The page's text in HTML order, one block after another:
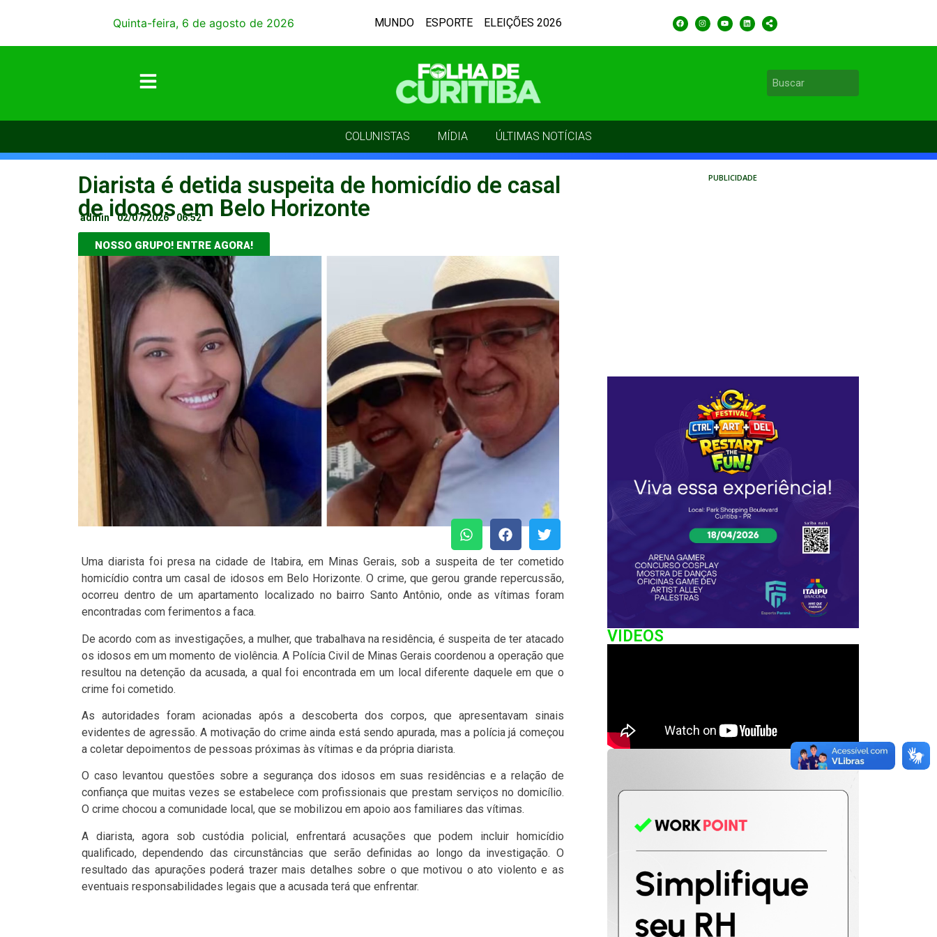
Quinta-feira, 6 de agosto de 2026 MUNDO ESPORTE ELEIÇÕES 2026
COLUNISTAS MÍDIA ÚLTIMAS NOTÍCIAS
Diarista é detida suspeita de homicídio de casal
de idosos em Belo Horizonte
admin 02/07/2026 06:52
NOSSO GRUPO! ENTRE AGORA!
Uma diarista foi presa na cidade de Itabira, em Minas Gerais, sob a suspeita de ter cometido
homicídio contra um casal de idosos em Belo Horizonte. O crime, que gerou grande repercussão,
ocorreu dentro de um apartamento localizado no bairro Santo Antônio, onde as vítimas foram
encontradas com ferimentos a faca.
De acordo com as investigações, a mulher, que trabalhava na residência, é suspeita de ter atacado
os idosos em um momento de violência. A Polícia Civil de Minas Gerais coordenou a operação que
resultou na detenção da acusada, a qual foi encontrada em um local diferente daquele em que o
crime foi cometido.
As autoridades foram acionadas após a descoberta dos corpos, que apresentavam sinais
evidentes de agressão. A motivação do crime ainda está sendo apurada, mas a polícia já começou
a coletar depoimentos de pessoas próximas às vítimas e da própria diarista.
O caso levantou questões sobre a segurança dos idosos em suas residências e a relação de
confiança que muitas vezes se estabelece com profissionais que prestam serviços no domicílio.
O crime chocou a comunidade local, que se mobilizou em apoio aos familiares das vítimas.
A diarista, agora sob custódia policial, enfrentará acusações que podem incluir homicídio
qualificado, dependendo das circunstâncias que serão definidas ao longo da investigação. O
resultado das apurações poderá trazer mais detalhes sobre o que motivou o ato violento e as
eventuais responsabilidades legais que a acusada terá que enfrentar.
PUBLICIDADE
VIDEOS